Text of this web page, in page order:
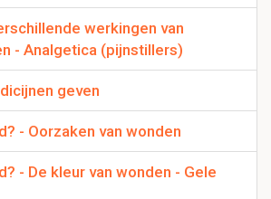
werkingen van
- Analgetica (pijnstillers)
geven
- Oorzaken van wonden
- De kleur van wonden - Gele